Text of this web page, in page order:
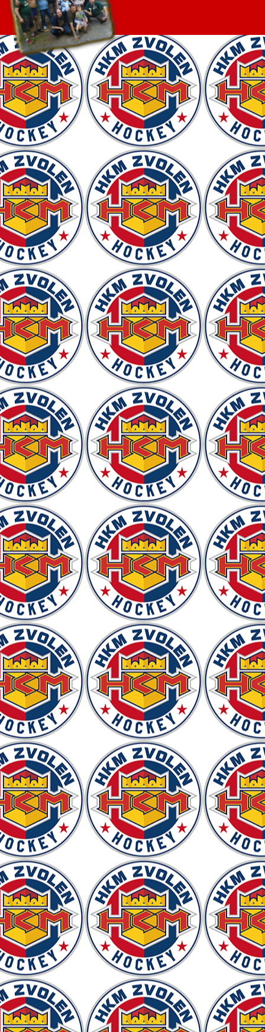
Návrat na obsah